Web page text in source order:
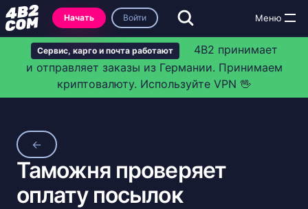
Сервис, карго и почта работают
4B2 принимает
и отправляет заказы из Германии. Принимаем
криптовалюту. Используйте VPN 🖖
Начать Войти
←
Таможня проверяет
оплату посылок